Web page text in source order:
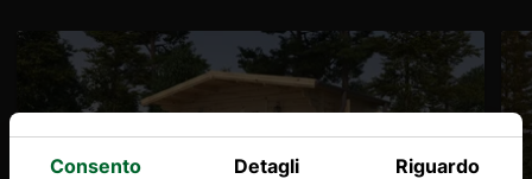
Consento Detagli Riguardo